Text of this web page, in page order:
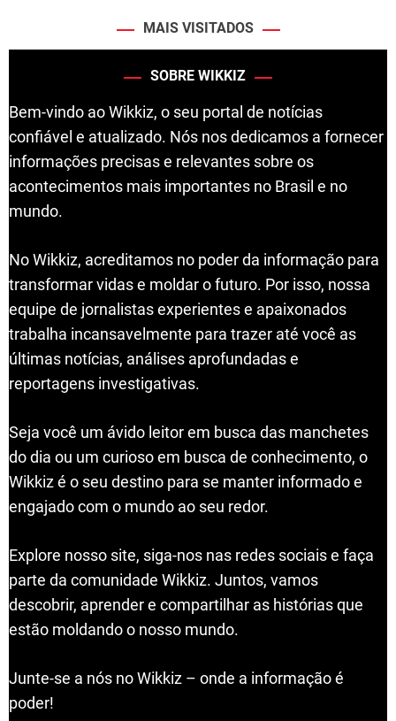
MAIS VISITADOS
SOBRE WIKKIZ
Bem-vindo ao Wikkiz, o seu portal de notícias
confiável e atualizado. Nós nos dedicamos a fornecer
informações precisas e relevantes sobre os
acontecimentos mais importantes no Brasil e no
mundo.
No Wikkiz, acreditamos no poder da informação para
transformar vidas e moldar o futuro. Por isso, nossa
equipe de jornalistas experientes e apaixonados
trabalha incansavelmente para trazer até você as
últimas notícias, análises aprofundadas e
reportagens investigativas.
Seja você um ávido leitor em busca das manchetes
do dia ou um curioso em busca de conhecimento, o
Wikkiz é o seu destino para se manter informado e
engajado com o mundo ao seu redor.
Explore nosso site, siga-nos nas redes sociais e faça
parte da comunidade Wikkiz. Juntos, vamos
descobrir, aprender e compartilhar as histórias que
estão moldando o nosso mundo.
Junte-se a nós no Wikkiz – onde a informação é
poder!